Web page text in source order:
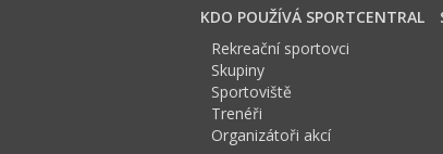
KDO POUŽÍVÁ SPORTCENTRAL
Rekreační sportovci
Skupiny
Sportoviště
Trenéři
Organizátoři akcí